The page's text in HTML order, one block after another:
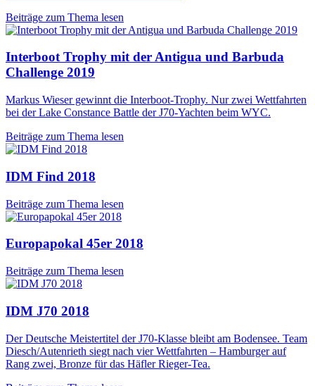
Beiträge zum Thema lesen
Interboot Trophy mit der Antigua und Barbuda
Challenge 2019
Markus Wieser gewinnt die Interboot-Trophy. Nur zwei Wettfahrten
bei der Lake Constance Battle der J70-Yachten beim WYC.
Beiträge zum Thema lesen
IDM Find 2018
Beiträge zum Thema lesen
Europapokal 45er 2018
Beiträge zum Thema lesen
IDM J70 2018
Der Deutsche Meistertitel der J70-Klasse bleibt am Bodensee. Team
Diesch/Autenrieth siegt nach vier Wettfahrten – Hamburger auf
Rang zwei, Bronze für das Häfler Rieger-Tea.